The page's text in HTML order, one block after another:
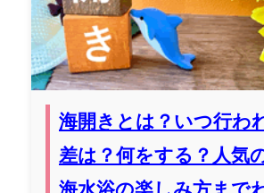
海開きとは？いつ行わ
差は？何をする？人気
海水浴の楽しみ方まで